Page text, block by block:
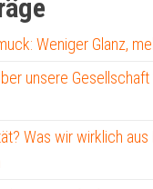
Weniger Glanz,
unsere
Was wir wirklich